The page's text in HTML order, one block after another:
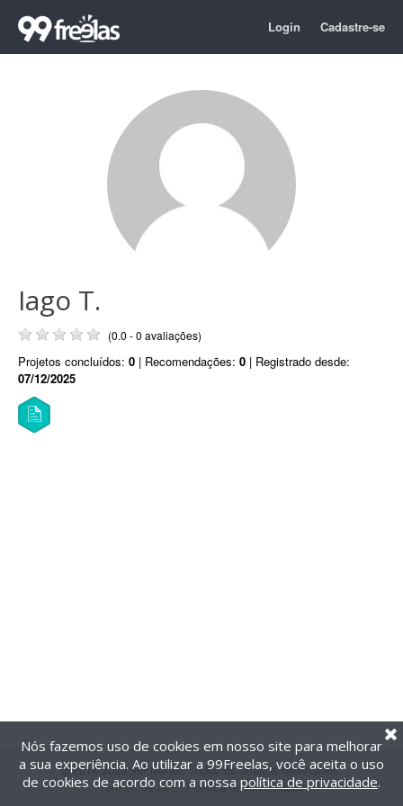
Login Cadastre-se
Iago T.
(0.0 - 0 avaliações)
Projetos concluídos: 0 | Recomendações: 0 | Registrado desde:
07/12/2025
@2014-2026 99Freelas. Todos os direitos reservados.
Termos de uso| Política de privacidade
Nós fazemos uso de cookies em nosso site para melhorar
a sua experiência. Ao utilizar a 99Freelas, você aceita o uso
de cookies de acordo com a nossa política de privacidade.